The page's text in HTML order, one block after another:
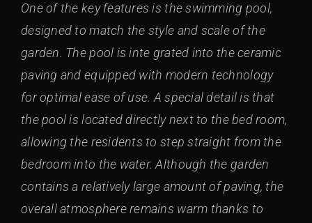
One of the key features is the swimming pool,
designed to match the style and scale of the
garden. The pool is inte grated into the ceramic
paving and equipped with modern technology
for optimal ease of use. A special detail is that
the pool is located directly next to the bed room,
allowing the residents to step straight from the
bedroom into the water. Although the garden
contains a relatively large amount of paving, the
overall atmosphere remains warm thanks to